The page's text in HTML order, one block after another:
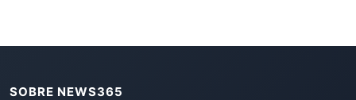
SOBRE NEWS365